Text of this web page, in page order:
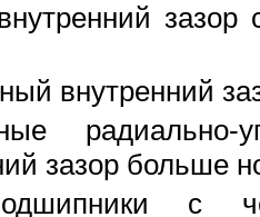
зазор
внутренний
радиально-
зазор больше
с